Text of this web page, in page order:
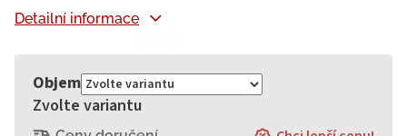
Objem
Zvolte variantu
Detailní informace